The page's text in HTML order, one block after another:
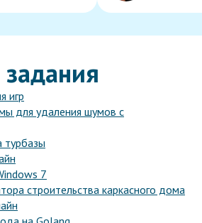
игр
для удаления шумов с
турбазы
7
строительства каркасного дома